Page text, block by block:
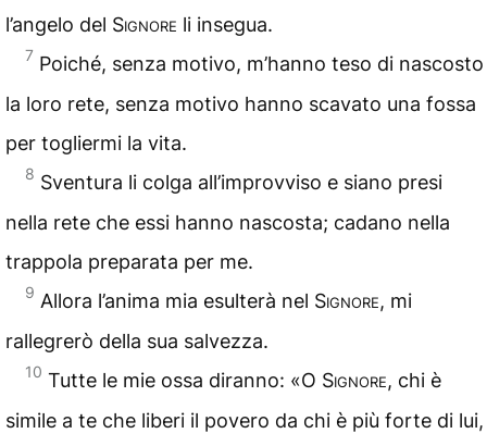
l’angelo del Signore li insegua.
7 Poiché, senza motivo, m’hanno teso di nascosto
la loro rete, senza motivo hanno scavato una fossa
per togliermi la vita.
8 Sventura li colga all’improvviso e siano presi
nella rete che essi hanno nascosta; cadano nella
trappola preparata per me.
9 Allora l’anima mia esulterà nel Signore, mi
rallegrerò della sua salvezza.
10 Tutte le mie ossa diranno: «O Signore, chi è
simile a te che liberi il povero da chi è più forte di lui,